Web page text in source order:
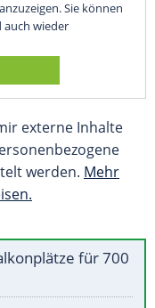
Sie können
auch wieder
externe Inhalte
werden. Mehr
für 700